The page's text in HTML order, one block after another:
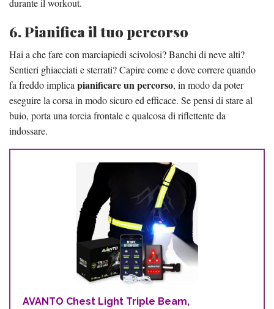
durante il workout.
6. Pianifica il tuo percorso
Hai a che fare con marciapiedi scivolosi? Banchi di neve alti?
Sentieri ghiacciati e sterrati? Capire come e dove correre quando
fa freddo implica pianificare un percorso, in modo da poter
eseguire la corsa in modo sicuro ed efficace. Se pensi di stare al
buio, porta una torcia frontale e qualcosa di riflettente da
indossare.
AVANTO Chest Light Triple Beam,